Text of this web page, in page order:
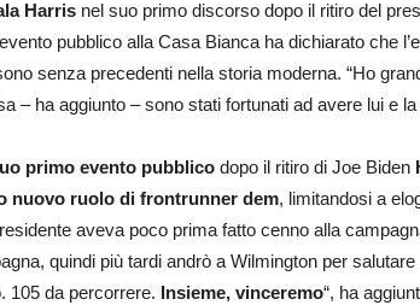
Harris nel suo primo discorso dopo il ritiro del
pubblico alla Casa Bianca ha dichiarato che
senza precedenti nella storia moderna. “Ho
– ha aggiunto – sono stati fortunati ad avere lui e
primo evento pubblico dopo il ritiro di Joe Biden
nuovo ruolo di frontrunner dem, limitandosi a
aveva poco prima fatto cenno alla
quindi più tardi andrò a Wilmington per
105 da percorrere. Insieme, vinceremo“, ha